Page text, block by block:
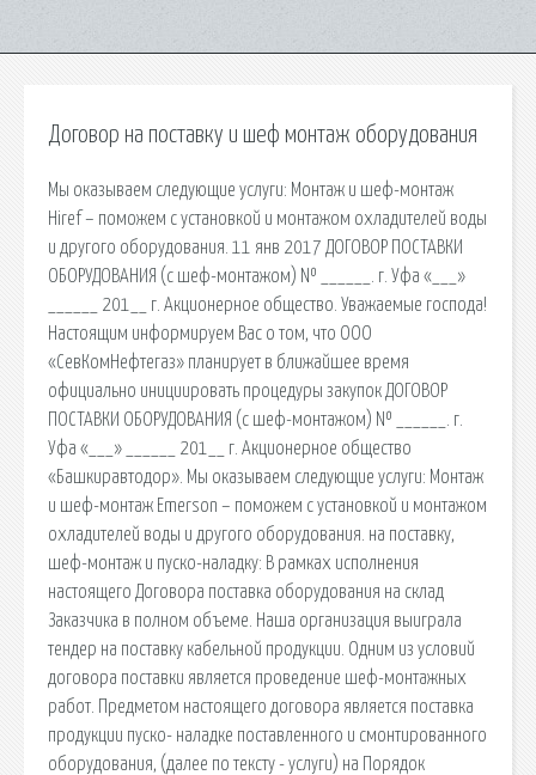
Договор на поставку и шеф монтаж оборудования
Мы оказываем следующие услуги: Монтаж и шеф-монтаж
Hiref – поможем с установкой и монтажом охладителей воды
и другого оборудования. 11 янв 2017 ДОГОВОР ПОСТАВКИ
ОБОРУДОВАНИЯ (с шеф-монтажом) № ______. г. Уфа «___»
______ 201__ г. Акционерное общество. Уважаемые господа!
Настоящим информируем Вас о том, что ООО
«СевКомНефтегаз» планирует в ближайшее время
официально инициировать процедуры закупок ДОГОВОР
ПОСТАВКИ ОБОРУДОВАНИЯ (с шеф-монтажом) № ______. г.
Уфа «___» ______ 201__ г. Акционерное общество
«Башкиравтодор». Мы оказываем следующие услуги: Монтаж
и шеф-монтаж Emerson – поможем с установкой и монтажом
охладителей воды и другого оборудования. на поставку,
шеф-монтаж и пуско-наладку: В рамках исполнения
настоящего Договора поставка оборудования на склад
Заказчика в полном объеме. Наша организация выиграла
тендер на поставку кабельной продукции. Одним из условий
договора поставки является проведение шеф-монтажных
работ. Предметом настоящего договора является поставка
продукции пуско- наладке поставленного и смонтированного
оборудования, (далее по тексту - услуги) на Порядок